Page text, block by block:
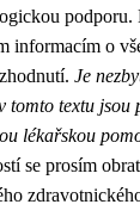
informacím o
Je
tomto textu
lékařskou
se prosím